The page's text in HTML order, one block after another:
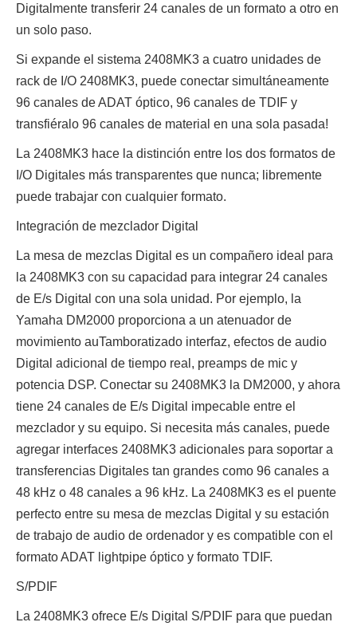
Digitalmente transferir 24 canales de un formato a otro en
un solo paso.
Si expande el sistema 2408MK3 a cuatro unidades de
rack de I/O 2408MK3, puede conectar simultáneamente
96 canales de ADAT óptico, 96 canales de TDIF y
transfiéralo 96 canales de material en una sola pasada!
La 2408MK3 hace la distinción entre los dos formatos de
I/O Digitales más transparentes que nunca; libremente
puede trabajar con cualquier formato.
Integración de mezclador Digital
La mesa de mezclas Digital es un compañero ideal para
la 2408MK3 con su capacidad para integrar 24 canales
de E/s Digital con una sola unidad. Por ejemplo, la
Yamaha DM2000 proporciona a un atenuador de
movimiento auTamboratizado interfaz, efectos de audio
Digital adicional de tiempo real, preamps de mic y
potencia DSP. Conectar su 2408MK3 la DM2000, y ahora
tiene 24 canales de E/s Digital impecable entre el
mezclador y su equipo. Si necesita más canales, puede
agregar interfaces 2408MK3 adicionales para soportar a
transferencias Digitales tan grandes como 96 canales a
48 kHz o 48 canales a 96 kHz. La 2408MK3 es el puente
perfecto entre su mesa de mezclas Digital y su estación
de trabajo de audio de ordenador y es compatible con el
formato ADAT lightpipe óptico y formato TDIF.
S/PDIF
La 2408MK3 ofrece E/s Digital S/PDIF para que puedan